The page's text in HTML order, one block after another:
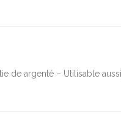
de argenté – Utilisable